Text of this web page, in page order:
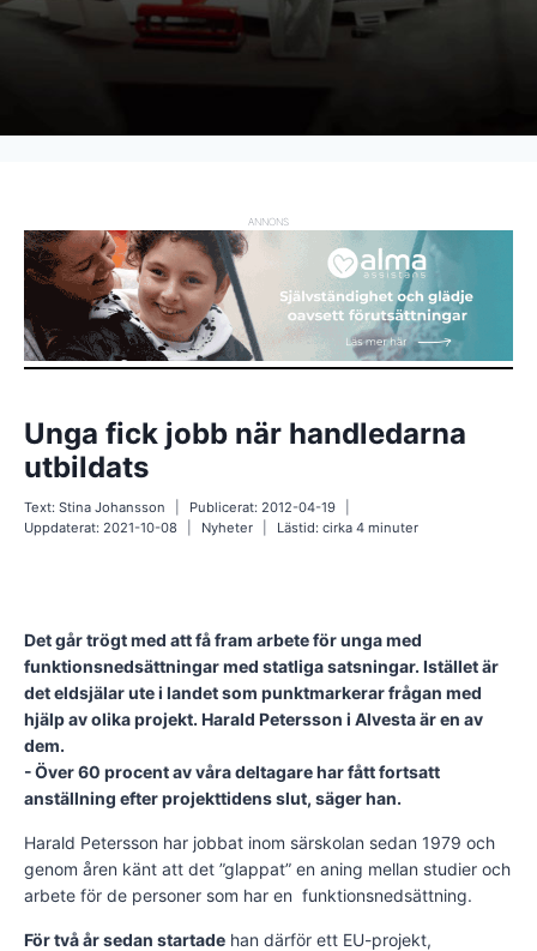
ANNONS
Unga fick jobb när handledarna
utbildats
Text: Stina Johansson Publicerat: 2012-04-19
Uppdaterat: 2021-10-08 Nyheter Lästid: cirka4minuter
Det går trögt med att få fram arbete för unga med
funktionsnedsättningar med statliga satsningar. Istället är
det eldsjälar ute i landet som punktmarkerar frågan med
hjälp av olika projekt. Harald Petersson i Alvesta är en av
dem.
- Över 60 procent av våra deltagare har fått fortsatt
anställning efter projekttidens slut, säger han.
Harald Petersson har jobbat inom särskolan sedan 1979 och
genom åren känt att det ”glappat” en aning mellan studier och
arbete för de personer som har en funktionsnedsättning.
För två år sedan startade han därför ett EU-projekt,